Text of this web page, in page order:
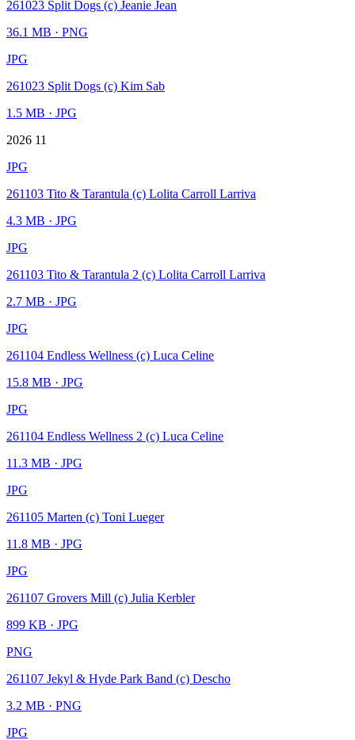
261023 Split Dogs (c) Jeanie Jean
36.1 MB · PNG
JPG
261023 Split Dogs (c) Kim Sab
1.5 MB · JPG
2026 11
JPG
261103 Tito & Tarantula (c) Lolita Carroll Larriva
4.3 MB · JPG
JPG
261103 Tito & Tarantula 2 (c) Lolita Carroll Larriva
2.7 MB · JPG
JPG
261104 Endless Wellness (c) Luca Celine
15.8 MB · JPG
JPG
261104 Endless Wellness 2 (c) Luca Celine
11.3 MB · JPG
JPG
261105 Marten (c) Toni Lueger
11.8 MB · JPG
JPG
261107 Grovers Mill (c) Julia Kerbler
899 KB · JPG
PNG
261107 Jekyl & Hyde Park Band (c) Descho
3.2 MB · PNG
JPG